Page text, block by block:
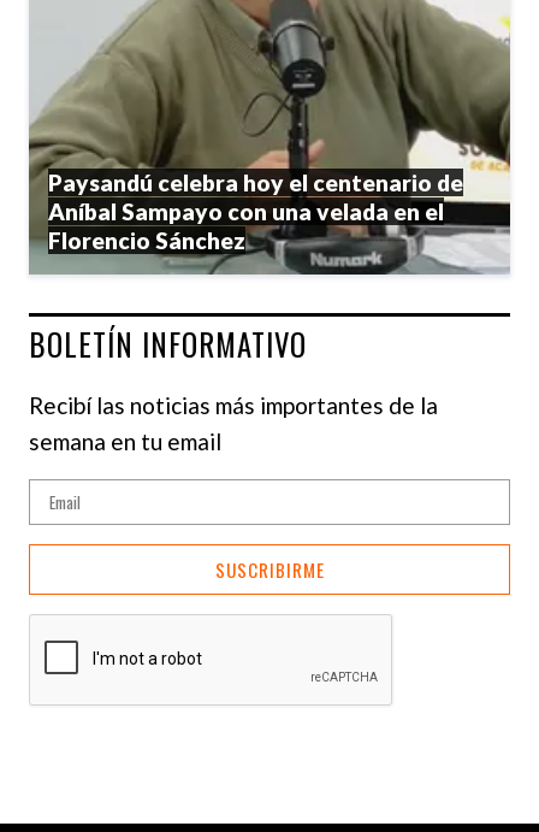
Paysandú celebra hoy el centenario de
Aníbal Sampayo con una velada en el
Florencio Sánchez
BOLETÍN INFORMATIVO
Recibí las noticias más importantes de la
semana en tu email
SUSCRIBIRME